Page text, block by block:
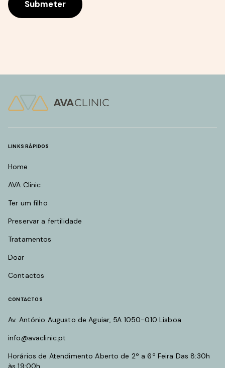
LINKS RÁPIDOS
Home
AVA Clinic
Ter um filho
Preservar a fertilidade
Tratamentos
Doar
Contactos
CONTACTOS
Av. António Augusto de Aguiar, 5A 1050-010 Lisboa
info@avaclinic.pt
Horários de Atendimento Aberto de 2º a 6º Feira Das 8:30h
às 19:00h